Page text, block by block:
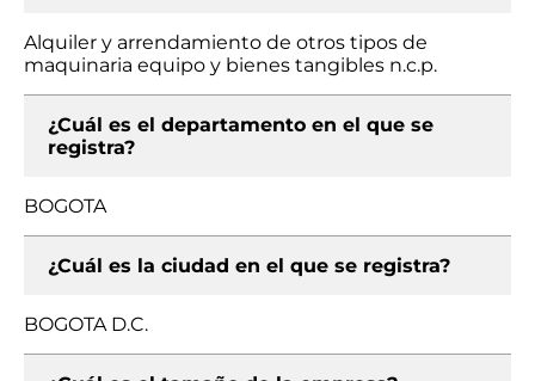
Alquiler y arrendamiento de otros tipos de
maquinaria equipo y bienes tangibles n.c.p.
¿Cuál es el departamento en el que se
registra?
BOGOTA
¿Cuál es la ciudad en el que se registra?
BOGOTA D.C.